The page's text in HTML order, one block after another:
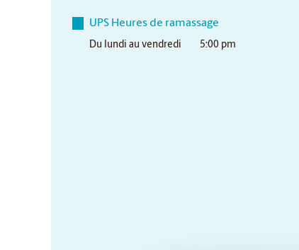
UPS Heures de ramassage
Du lundi au vendredi 5:00 pm